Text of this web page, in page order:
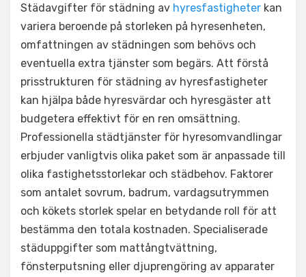
Städavgifter för städning av hyresfastigheter kan
variera beroende på storleken på hyresenheten,
omfattningen av städningen som behövs och
eventuella extra tjänster som begärs. Att förstå
prisstrukturen för städning av hyresfastigheter
kan hjälpa både hyresvärdar och hyresgäster att
budgetera effektivt för en ren omsättning.
Professionella städtjänster för hyresomvandlingar
erbjuder vanligtvis olika paket som är anpassade till
olika fastighetsstorlekar och städbehov. Faktorer
som antalet sovrum, badrum, vardagsutrymmen
och kökets storlek spelar en betydande roll för att
bestämma den totala kostnaden. Specialiserade
städuppgifter som mattångtvättning,
fönsterputsning eller djuprengöring av apparater